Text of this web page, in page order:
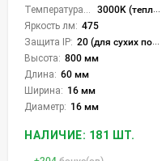
3000K (теплый)
Яркость лм: 475
Защита IP: 20 (для сухих пом.)
Высота: 800 мм
Длина: 60 мм
Ширина: 16 мм
Диаметр: 16 мм
НАЛИЧИЕ: 181 ШТ.